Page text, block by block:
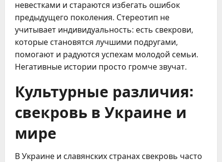
невестками и стараются избегать ошибок
предыдущего поколения. Стереотип не
учитывает индивидуальность: есть свекрови,
которые становятся лучшими подругами,
помогают и радуются успехам молодой семьи.
Негативные истории просто громче звучат.
Культурные различия:
свекровь в Украине и
мире
В Украине и славянских странах свекровь часто